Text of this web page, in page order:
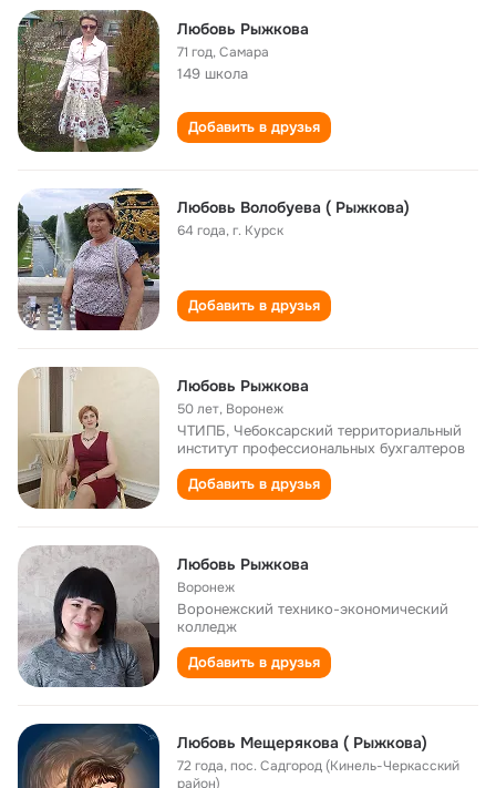
Любовь Рыжкова
71 год,Самара
149 школа
Добавить в друзья
Любовь Волобуева ( Рыжкова)
64 года,г. Курск
Добавить в друзья
Любовь Рыжкова
50 лет, Воронеж
ЧТИПБ, Чебоксарский территориальный
институт профессиональных бухгалтеров
Добавить в друзья
Любовь Рыжкова
Воронеж
Воронежский технико-экономический
колледж
Добавить в друзья
Любовь Мещерякова ( Рыжкова)
72 года,пос. Садгород (Кинель-Черкасский
район)